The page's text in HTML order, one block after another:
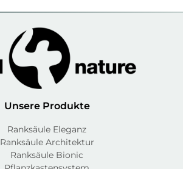
Unsere Produkte
Ranksäule Eleganz
Ranksäule Architektur
Ranksäule Bionic